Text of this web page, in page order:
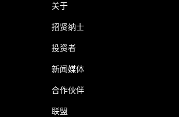
关于
招贤纳士
投资者
新闻媒体
合作伙伴
联盟